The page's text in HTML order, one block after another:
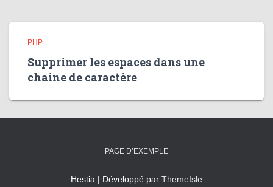
PHP
Supprimer les espaces dans une
chaine de caractère
PAGE D’EXEMPLE
Hestia | Développé par ThemeIsle